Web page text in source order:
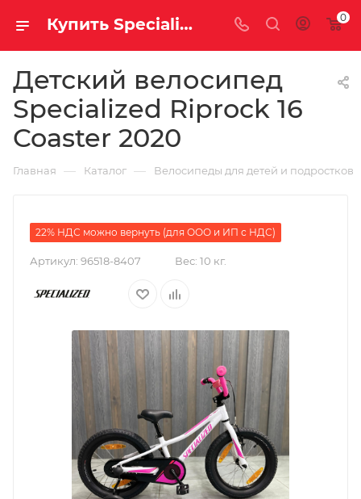
Купить Specialized Riprock 16 Coaster 2020 за рублей, а со скидкой 27 990 руб. 0
Детский велосипед
Specialized Riprock 16
Coaster 2020
Главная — Каталог — Велосипеды для детей и подростков
22% НДС можно вернуть (для ООО и ИП с НДС)
Артикул: 96518-8407 Вес: 10 кг.